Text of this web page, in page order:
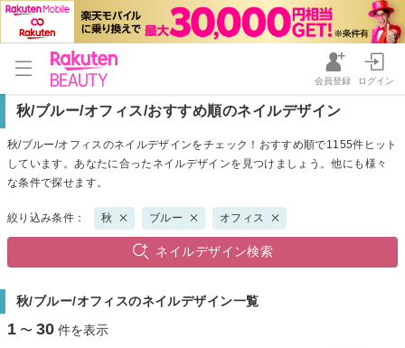
会員登録 ログイン
秋/ブルー/オフィス/おすすめ順のネイルデザイン
秋/ブルー/オフィスのネイルデザインをチェック！おすすめ順で1155件ヒット
しています。あなたに合ったネイルデザインを見つけましょう。他にも様々
な条件で探せます。
絞り込み条件： 秋 ブルー オフィス
ネイルデザイン検索
秋/ブルー/オフィスのネイルデザイン一覧
1 〜 30 件を表示